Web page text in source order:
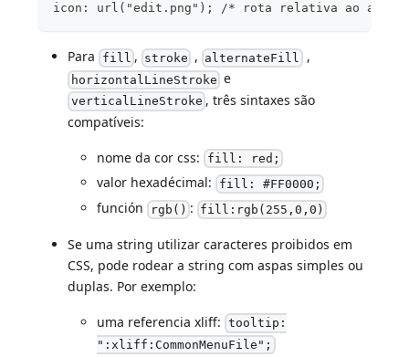
icon: url("edit.png"); /* rota relativa ao
Para fill , stroke , alternateFill ,
horizontalLineStroke e
verticalLineStroke , três sintaxes são
compatíveis:
nome da cor css: fill: red;
valor hexadécimal: fill: #FF0000;
función rgb() : fill:rgb(255,0,0)
Se uma string utilizar caracteres proibidos em
CSS, pode rodear a string com aspas simples ou
duplas. Por exemplo:
uma referencia xliff: tooltip:
":xliff:CommonMenuFile";